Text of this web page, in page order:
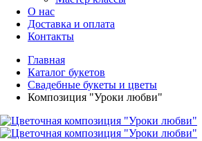
О нас
Доставка и оплата
Контакты
Главная
Каталог букетов
Свадебные букеты и цветы
Композиция "Уроки любви"